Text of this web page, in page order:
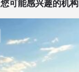
您可能感兴趣的机构